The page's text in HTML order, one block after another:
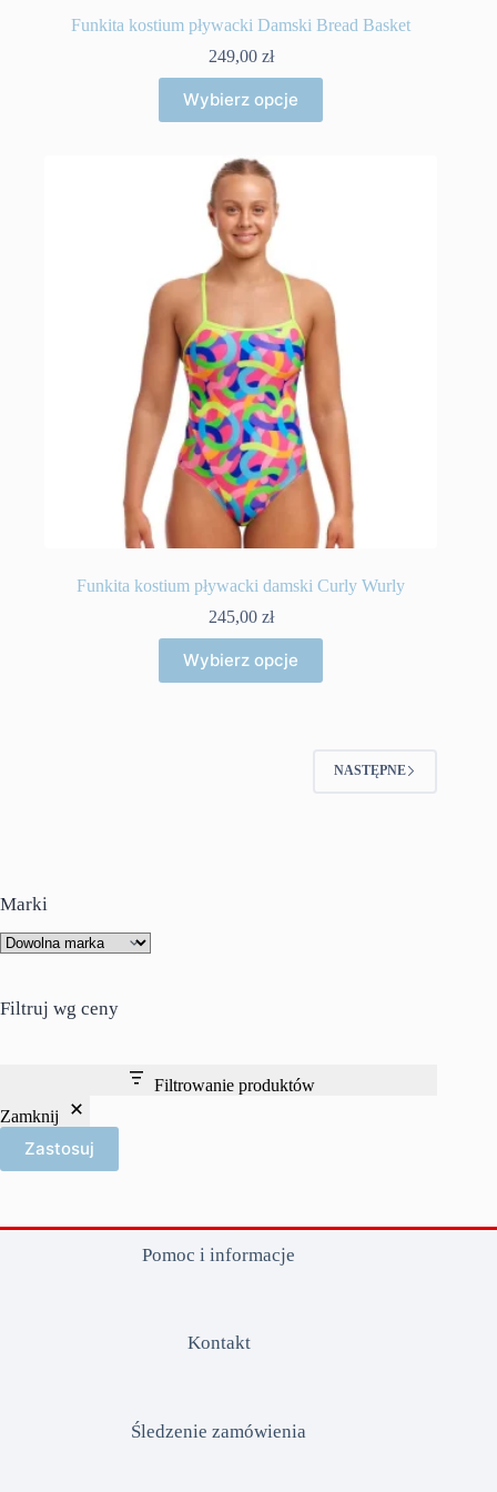
Funkita kostium pływacki Damski Bread Basket
249,00 zł
Wybierz opcje
produkt
ma
wariantów.
Opcje
można
wybrać
na
stronie
produktu
Funkita kostium pływacki damski Curly Wurly
245,00 zł
Wybierz opcje
produkt
ma
NASTĘPNE
Marki
Filtruj wg ceny
Filtrowanie produktów
Zamknij
Zastosuj
Pomoc i informacje
Kontakt
Śledzenie zamówienia